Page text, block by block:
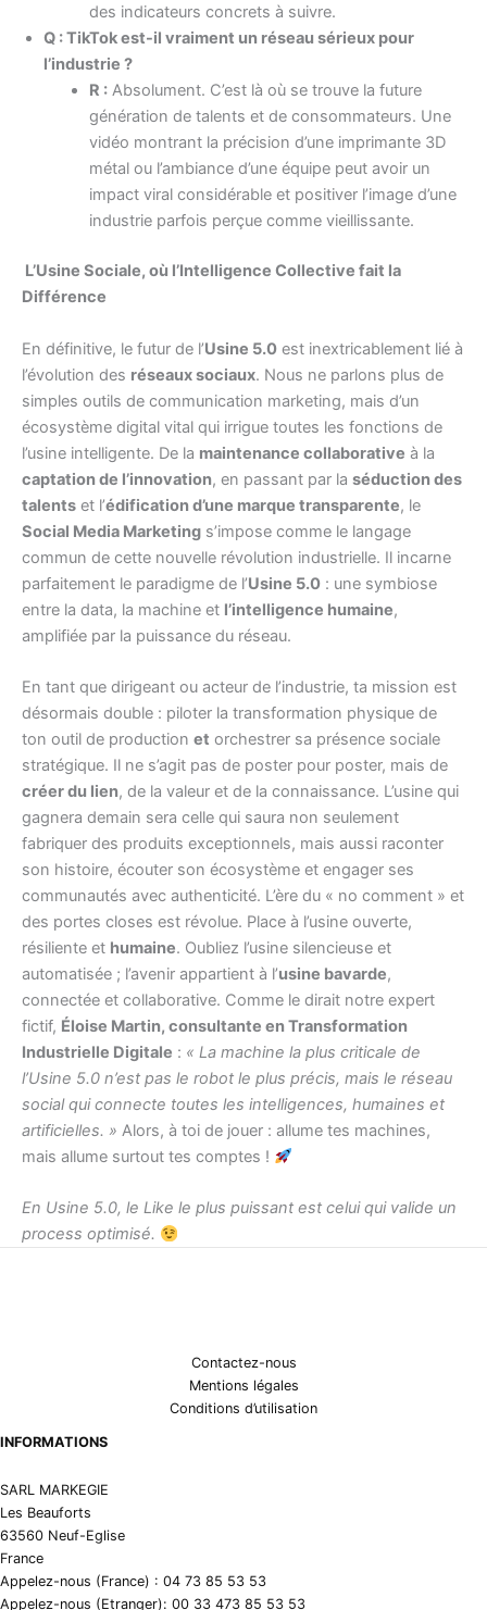
des indicateurs concrets à suivre.
Q : TikTok est-il vraiment un réseau sérieux pour
l’industrie ?
R :Absolument. C’est là où se trouve la future
génération de talents et de consommateurs. Une
vidéo montrant la précision d’une imprimante 3D
métal ou l’ambiance d’une équipe peut avoir un
impact viral considérable et positiver l’image d’une
industrie parfois perçue comme vieillissante.
L’Usine Sociale, où l’Intelligence Collective fait la
Différence
En définitive, le futur de l’Usine 5.0 est inextricablement lié à
l’évolution des réseaux sociaux. Nous ne parlons plus de
simples outils de communication marketing, mais d’un
écosystème digital vital qui irrigue toutes les fonctions de
l’usine intelligente. De la maintenance collaborative à la
captation de l’innovation, en passant par la séduction des
talents et l’édification d’une marque transparente, le
Social Media Marketing s’impose comme le langage
commun de cette nouvelle révolution industrielle. Il incarne
parfaitement le paradigme de l’Usine 5.0 : une symbiose
entre la data, la machine et l’intelligence humaine,
amplifiée par la puissance du réseau.
En tant que dirigeant ou acteur de l’industrie, ta mission est
désormais double : piloter la transformation physique de
ton outil de production et orchestrer sa présence sociale
stratégique. Il ne s’agit pas de poster pour poster, mais de
créer du lien, de la valeur et de la connaissance. L’usine qui
gagnera demain sera celle qui saura non seulement
fabriquer des produits exceptionnels, mais aussi raconter
son histoire, écouter son écosystème et engager ses
communautés avec authenticité. L’ère du « no comment » et
des portes closes est révolue. Place à l’usine ouverte,
résiliente et humaine. Oubliez l’usine silencieuse et
automatisée ; l’avenir appartient à l’usine bavarde,
connectée et collaborative. Comme le dirait notre expert
fictif, Éloise Martin, consultante en Transformation
Industrielle Digitale : « La machine la plus criticale de
l’Usine 5.0 n’est pas le robot le plus précis, mais le réseau
social qui connecte toutes les intelligences, humaines et
artificielles. » Alors, à toi de jouer : allume tes machines,
mais allume surtout tes comptes !
En Usine 5.0, le Like le plus puissant est celui qui valide un
process optimisé.
Contactez-nous
Mentions légales
Conditions d’utilisation
INFORMATIONS
SARL MARKEGIE
Les Beauforts
63560 Neuf-Eglise
France
Appelez-nous (France) : 04 73 85 53 53
Appelez-nous (Etranger): 00 33 473 85 53 53